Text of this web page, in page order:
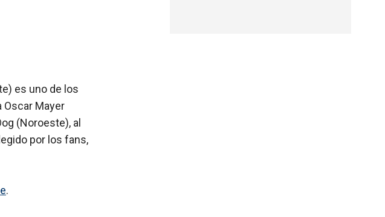
es uno de los
Oscar Mayer
(Noroeste), al
por los fans,
.